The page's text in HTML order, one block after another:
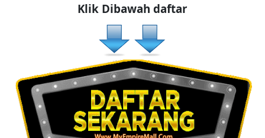
Klik Dibawah daftar